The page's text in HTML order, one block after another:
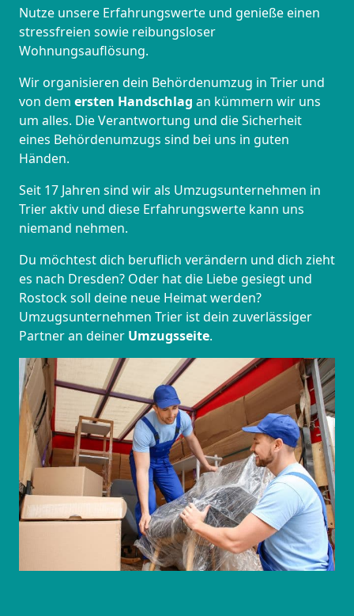
Nutze unsere Erfahrungswerte und genieße einen
stressfreien sowie reibungsloser
Wohnungsauflösung.
Wir organisieren dein Behördenumzug in Trier und
von dem ersten Handschlag an kümmern wir uns
um alles. Die Verantwortung und die Sicherheit
eines Behördenumzugs sind bei uns in guten
Händen.
Seit 17 Jahren sind wir als Umzugsunternehmen in
Trier aktiv und diese Erfahrungswerte kann uns
niemand nehmen.
Du möchtest dich beruflich verändern und dich zieht
es nach Dresden? Oder hat die Liebe gesiegt und
Rostock soll deine neue Heimat werden?
Umzugsunternehmen Trier ist dein zuverlässiger
Partner an deiner Umzugsseite.